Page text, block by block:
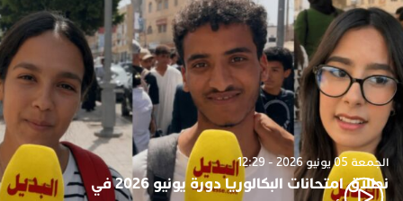
الجمعة 05 يونيو 2026 - 12:29
نطلاق امتحانات البكالوريا دورة يونيو 2026 في